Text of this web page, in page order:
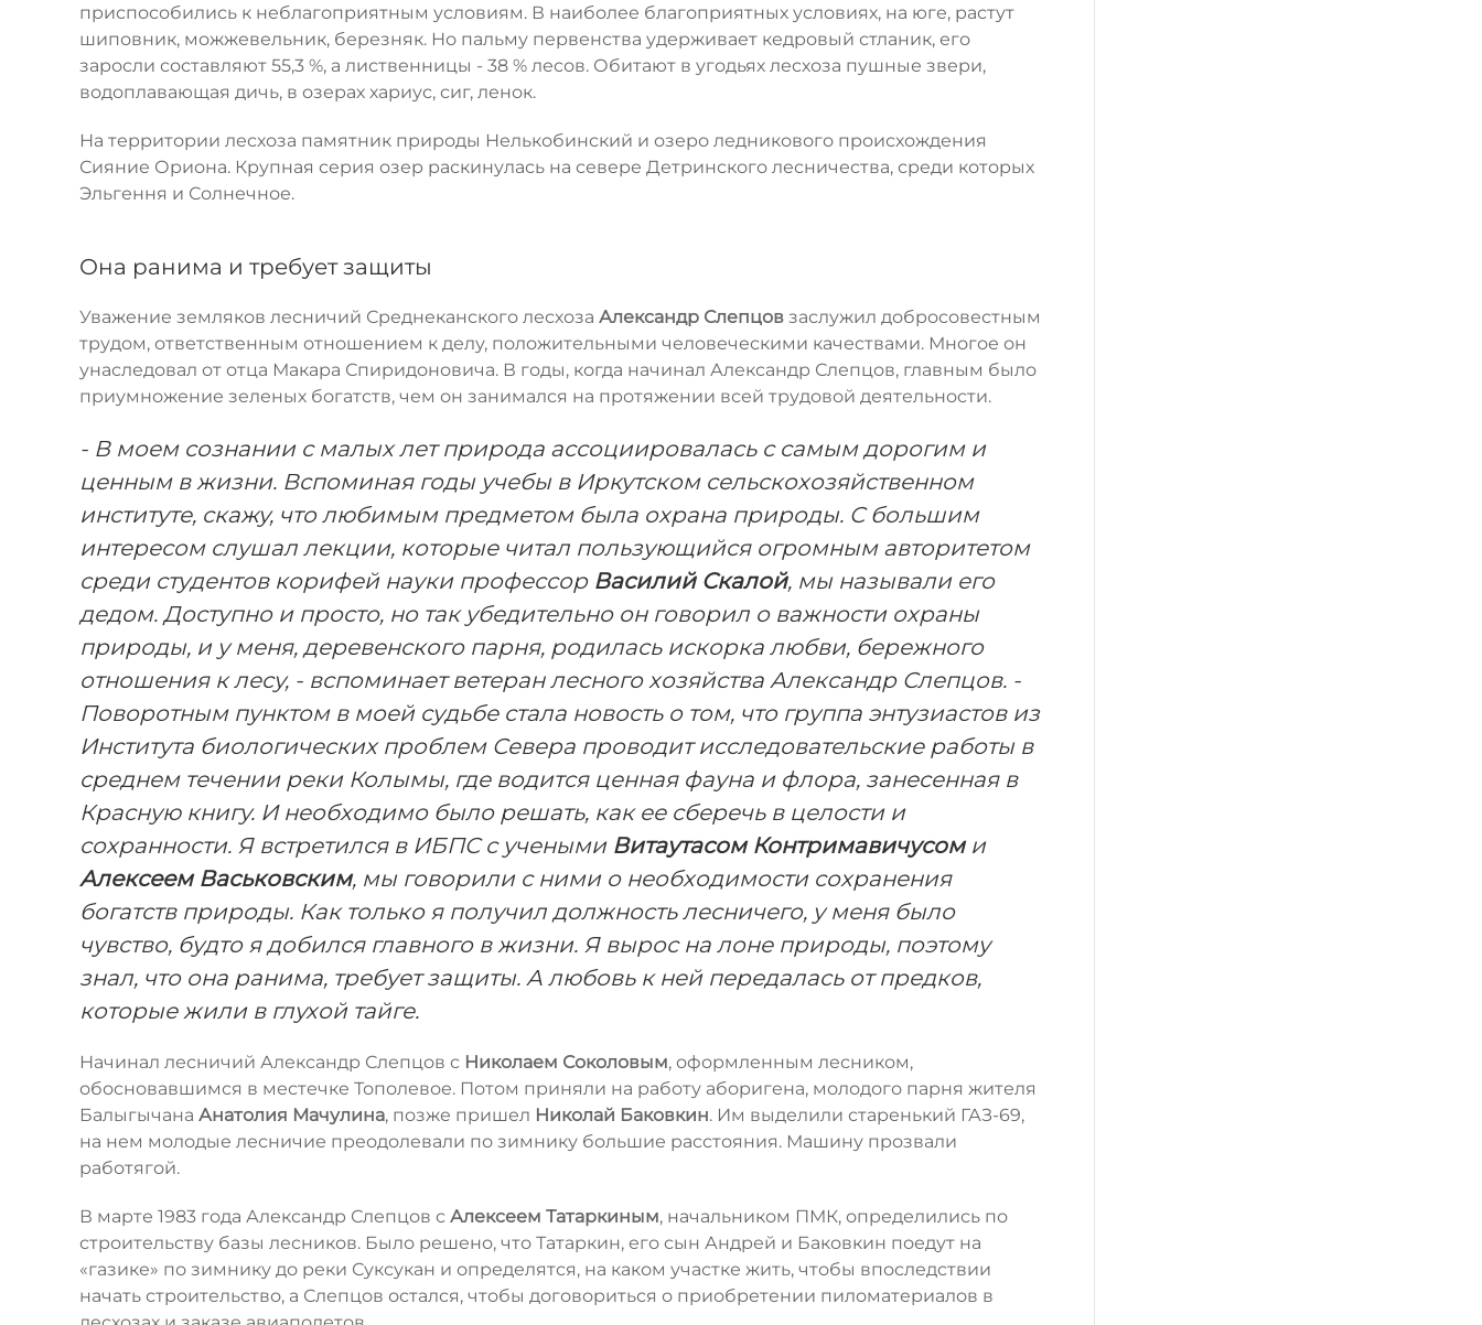
приспособились к неблагоприятным условиям. В наиболее благоприятных условиях, на юге, растут
шиповник, можжевельник, березняк. Но пальму первенства удерживает кедровый стланик, его
заросли составляют 55,3 %, а лиственницы - 38 % лесов. Обитают в угодьях лесхоза пушные звери,
водоплавающая дичь, в озерах хариус, сиг, ленок.
На территории лесхоза памятник природы Нелькобинский и озеро ледникового происхождения
Сияние Ориона. Крупная серия озер раскинулась на севере Детринского лесничества, среди которых
Эльгення и Солнечное.
Она ранима и требует защиты
Уважение земляков лесничий Среднеканского лесхоза Александр Слепцов заслужил добросовестным
трудом, ответственным отношением к делу, положительными человеческими качествами. Многое он
унаследовал от отца Макара Спиридоновича. В годы, когда начинал Александр Слепцов, главным было
приумножение зеленых богатств, чем он занимался на протяжении всей трудовой деятельности.
- В моем сознании с малых лет природа ассоциировалась с самым дорогим и
ценным в жизни. Вспоминая годы учебы в Иркутском сельскохозяйственном
институте, скажу, что любимым предметом была охрана природы. С большим
интересом слушал лекции, которые читал пользующийся огромным авторитетом
среди студентов корифей науки профессорВасилий Скалой, мы называли его
дедом. Доступно и просто, но так убедительно он говорил о важности охраны
природы, и у меня, деревенского парня, родилась искорка любви, бережного
отношения к лесу, - вспоминает ветеран лесного хозяйства Александр Слепцов. -
Поворотным пунктом в моей судьбе стала новость о том, что группа энтузиастов из
Института биологических проблем Севера проводит исследовательские работы в
среднем течении реки Колымы, где водится ценная фауна и флора, занесенная в
Красную книгу. И необходимо было решать, как ее сберечь в целости и
сохранности. Я встретился в ИБПС с учеными Витаутасом Контримавичусоми
Алексеем Васьковским, мы говорили с ними о необходимости сохранения
богатств природы. Как только я получил должность лесничего, у меня было
чувство, будто я добился главного в жизни. Я вырос на лоне природы, поэтому
знал, что она ранима, требует защиты. А любовь к ней передалась от предков,
которые жили в глухой тайге.
Начинал лесничий Александр Слепцов с Николаем Соколовым, оформленным лесником,
обосновавшимся в местечке Тополевое. Потом приняли на работу аборигена, молодого парня жителя
Балыгычана Анатолия Мачулина, позже пришел Николай Баковкин. Им выделили старенький ГАЗ-69,
на нем молодые лесничие преодолевали по зимнику большие расстояния. Машину прозвали
работягой.
В марте 1983 года Александр Слепцов с Алексеем Татаркиным, начальником ПМК, определились по
строительству базы лесников. Было решено, что Татаркин, его сын Андрей и Баковкин поедут на
«газике» по зимнику до реки Суксукан и определятся, на каком участке жить, чтобы впоследствии
начать строительство, а Слепцов остался, чтобы договориться о приобретении пиломатериалов в